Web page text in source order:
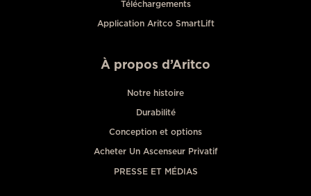
Téléchargements
Application Aritco SmartLift
À propos d’Aritco
Notre histoire
Durabilité
Conception et options
Acheter Un Ascenseur Privatif
PRESSE ET MÉDIAS